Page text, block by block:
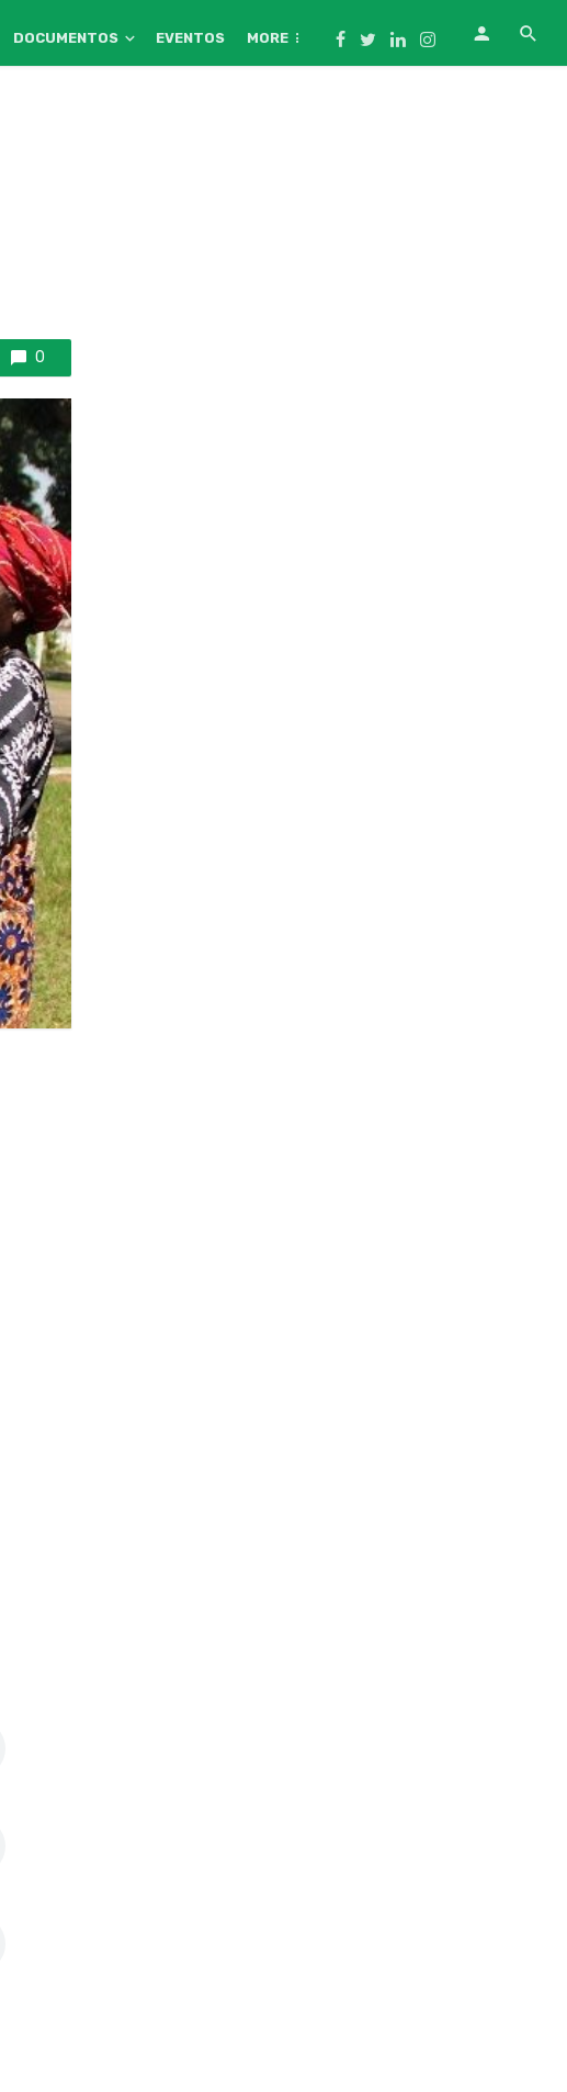
DOCUMENTOS EVENTOS MORE
0